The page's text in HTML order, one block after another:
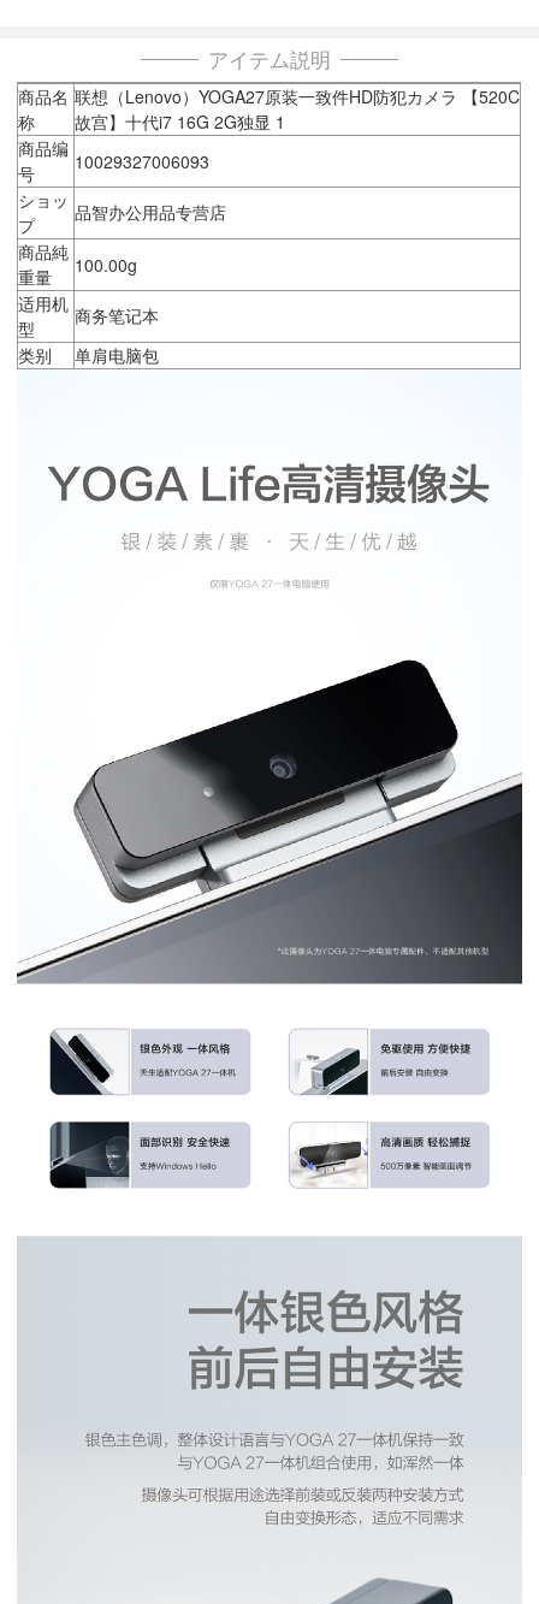
アイテム説明
商品名
称
联想（Lenovo）YOGA27原装一致件HD防犯カメラ 【520C
故宫】十代i7 16G 2G独显 1
商品编
号
10029327006093
ショッ
プ
品智办公用品专营店
商品純
重量
100.00g
适用机
型
商务笔记本
类别
单肩电脑包